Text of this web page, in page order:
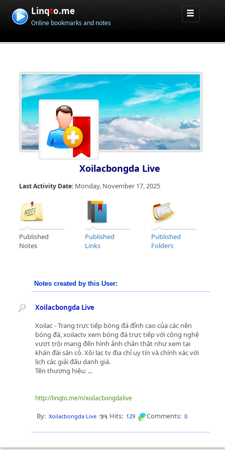
Linqto.me
Online bookmarks and notes
Xoilacbongda Live
Last Activity Date: Monday, November 17, 2025
Published
Notes
Published
Links
Published
Folders
Notes created by this User:
Xoilacbongda Live
Xoilac - Trang trực tiếp bóng đá đỉnh cao của các nền
bóng đá, xoilactv xem bóng đá trực tiếp với công nghệ
vượt trội mang đến hình ảnh chân thật như xem tại
khán đài sân cỏ. Xôi lạc tv địa chỉ uy tín và chính xác với
lịch các giải đấu danh giá.
Tên thương hiệu: ...
http://linqto.me/n/xoilacbongdalive
By: Xoilacbongda Live Hits: 129 Comments: 0